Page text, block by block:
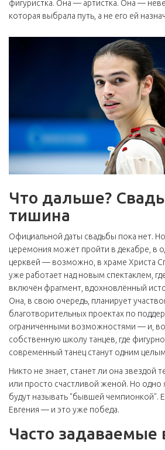
фигуристка. Она — артистка. Она —
которая выбрала путь, а не его ей
Что дальше?
тишина
Официальной даты свадьбы пока нет.
церемония может пройти в декабре, в
церквей — возможно, в храме Христа
уже работает над новым спектаклем,
включён фрагмент, вдохновлённый
Она, в свою очередь, планирует
благотворительных проектах по
ограниченными возможностями — и,
собственную школу танцев, где
современный танец станут одним
Никто не знает, станет ли она звездой
или просто счастливой женой. Но одно
будут называть "бывшей чемпионкой".
Евгения — и это уже победа.
Часто задаваемые